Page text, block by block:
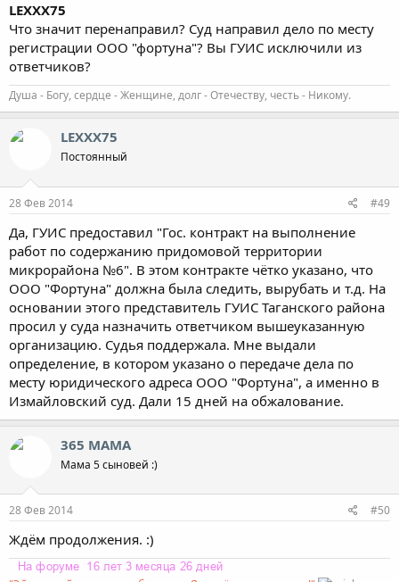
LEXXX75
Что значит перенаправил? Суд направил дело по месту
регистрации ООО "фортуна"? Вы ГУИС исключили из
ответчиков?
Душа - Богу, сердце - Женщине, долг - Отечеству, честь - Никому.
LEXXX75
Постоянный
28 Фев 2014 #49
Да, ГУИС предоставил "Гос. контракт на выполнение
работ по содержанию придомовой территории
микрорайона №6". В этом контракте чётко указано, что
ООО "Фортуна" должна была следить, вырубать и т.д. На
основании этого представитель ГУИС Таганского района
просил у суда назначить ответчиком вышеуказанную
организацию. Судья поддержала. Мне выдали
определение, в котором указано о передаче дела по
месту юридического адреса ООО "Фортуна", а именно в
Измайловский суд. Дали 15 дней на обжалование.
365 МАМА
Мама 5 сыновей :)
28 Фев 2014 #50
Ждём продолжения. :)